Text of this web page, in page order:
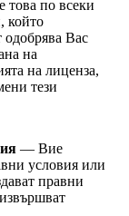
това по всеки
който
одобрява Вас
на
на лиценза,
тези
— Вие
условия или
правни